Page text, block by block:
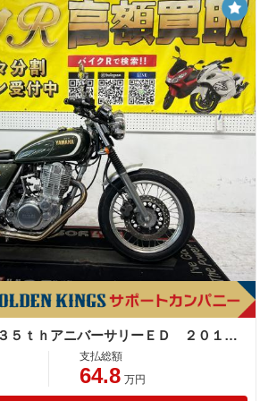
ヤマハ ＳＲ４００ ３５ｔｈアニバーサリーＥＤ ２０１３年モデル 社外マフラー フェンダーレス 社外シート 社外フェンダー その他多数
支払総額
64.8 万円